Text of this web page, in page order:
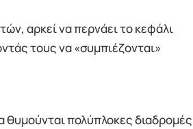
αρκεί να περνάει το κεφάλι
τους να «συμπιέζονται»
θυμούνται πολύπλοκες διαδρομές